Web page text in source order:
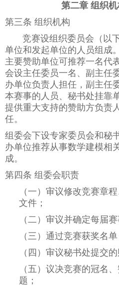
第二章 组织
第三条 组织机构
竞赛设组织委员会（以下
单位和发起单位的人员组成
主要赞助单位可推荐一名代
会设主任委员一名、副主任
办单位负责人担任，副主任
本赛事的人员、秘书处挂靠
提供重大支持的赞助方负责
任。
组委会下设专家委员会和秘
办单位推荐从事数学建模相
成。
第四条 组委会职责
（一）审议修改竞赛章
文件；
（二）审议并确定每届
（三）通过竞赛获奖名单
（四）审议秘书处提交的
（五）议决竞赛的冠名
题；